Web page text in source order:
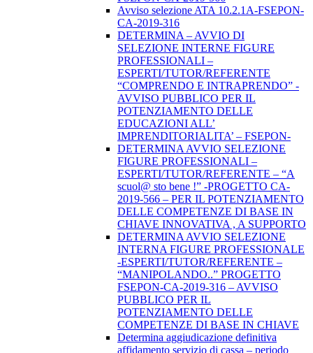
Avviso selezione ATA 10.2.1A-FSEPON-
CA-2019-316
DETERMINA – AVVIO DI
SELEZIONE INTERNE FIGURE
PROFESSIONALI –
ESPERTI/TUTOR/REFERENTE
“COMPRENDO E INTRAPRENDO” -
AVVISO PUBBLICO PER IL
POTENZIAMENTO DELLE
EDUCAZIONI ALL’
IMPRENDITORIALITA’ – FSEPON-
DETERMINA AVVIO SELEZIONE
FIGURE PROFESSIONALI –
ESPERTI/TUTOR/REFERENTE – “A
scuol@ sto bene !” -PROGETTO CA-
2019-566 – PER IL POTENZIAMENTO
DELLE COMPETENZE DI BASE IN
CHIAVE INNOVATIVA , A SUPPORTO
DETERMINA AVVIO SELEZIONE
INTERNA FIGURE PROFESSIONALE
-ESPERTI/TUTOR/REFERENTE –
“MANIPOLANDO..” PROGETTO
FSEPON-CA-2019-316 – AVVISO
PUBBLICO PER IL
POTENZIAMENTO DELLE
COMPETENZE DI BASE IN CHIAVE
Determina aggiudicazione definitiva
affidamento servizio di cassa – periodo